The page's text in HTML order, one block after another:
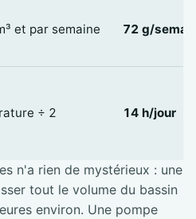
et par semaine 72 g/
÷ 2 14 h/jour
n'a rien de mystérieux : une
tout le volume du bassin
environ. Une pompe